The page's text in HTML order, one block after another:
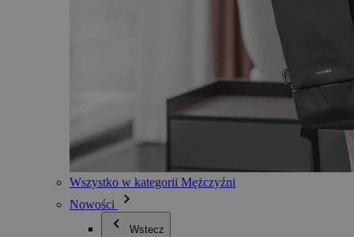
Wszystko w kategorii Mężczyźni
Nowości
Wstecz